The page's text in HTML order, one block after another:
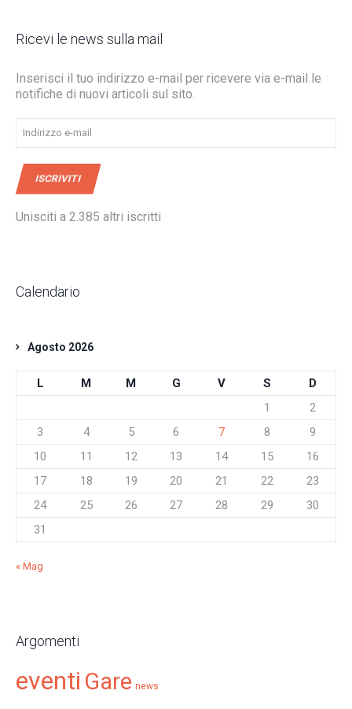
Ricevi le news sulla mail
Inserisci il tuo indirizzo e-mail per ricevere via e-mail le
notifiche di nuovi articoli sul sito.
Indirizzo
e-
ISCRIVITI
Unisciti a 2.385 altri iscritti
Calendario
Agosto 2026
L M M G V S
D
1
2
3
4 5 6 7 8
9
10
11 12 13 14 15
16
17
18 19 20 21 22
23
24
25 26 27 28 29
30
31
« Mag
Argomenti
eventi Gare news